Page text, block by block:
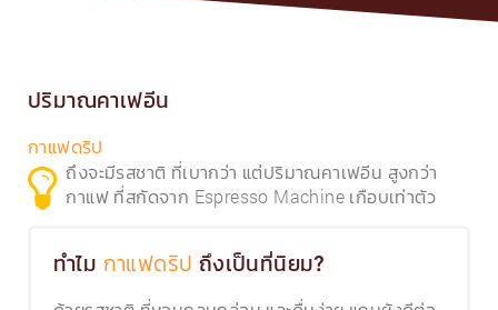
ปริมาณคาเฟอีน
กาแฟดริป
ถึงจะมีรสชาติ ที่เบากว่า แต่ปริมาณคาเฟอีน สูงกว่า
กาแฟ ที่สกัดจาก Espresso Machine เกือบเท่าตัว
ทำไม กาแฟดริป ถึงเป็นที่นิยม?